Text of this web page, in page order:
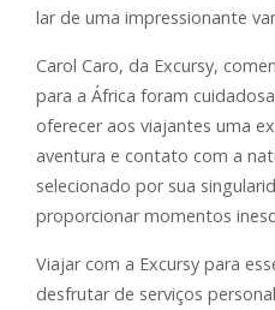
lar de uma impressionante
Carol Caro, da Excursy,
para a África foram
oferecer aos viajantes uma
aventura e contato com a
selecionado por sua
proporcionar momentos
Viajar com a Excursy para
desfrutar de serviços